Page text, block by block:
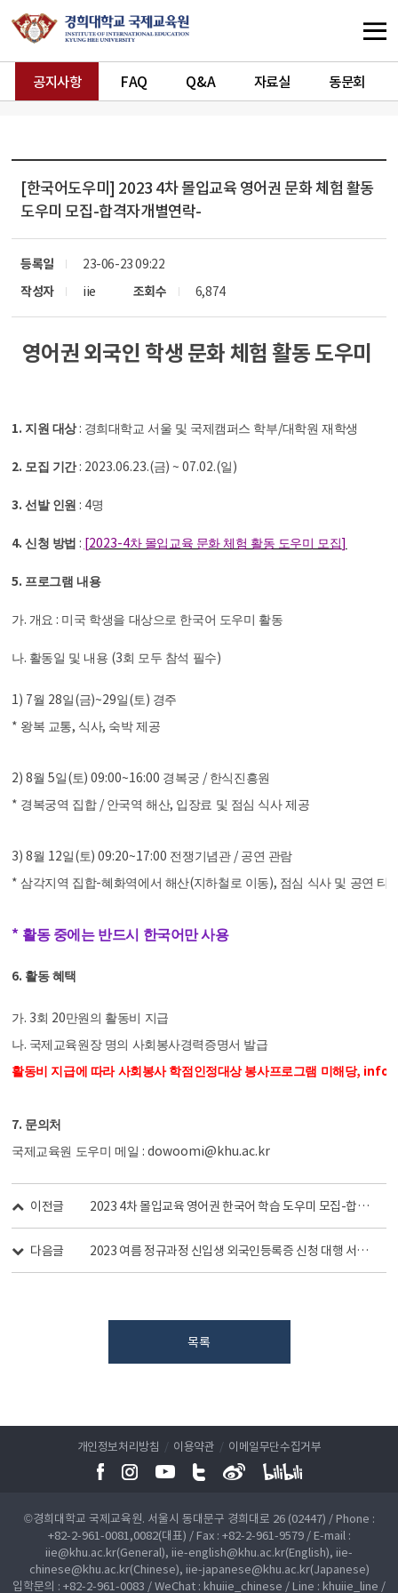
공지사항 FAQ Q&A 자료실 동문회
[한국어도우미] 2023 4차 몰입교육 영어권 문화 체험 활동
도우미 모집-합격자개별연락-
등록일
23-06-23 09:22
작성자
iie 조회수 6,874
영어권 외국인 학생 문화 체험 활동 도우미
1. 지원 대상 : 경희대학교 서울 및 국제캠퍼스 학부/대학원 재학생
2. 모집 기간 : 2023.06.23.(금) ~ 07.02.(일 )
3.선발 인원 : 4명
4.신청 방법 : [2023-4차 몰입교육 문화 체험 활동 도우미 모집]
5. 프로그램 내용
가. 개요 : 미국 학생을 대상으로 한국어 도우미 활동
나. 활동일 및 내용 (3회 모두 참석 필수)
1) 7월 28일 (금)~29일 (토 ) 경주
* 왕복 교통, 식사, 숙박 제공
2) 8월5일 (토) 09:00~16:00 경복궁 / 한식진흥원
* 경복궁역 집합 / 안국역 해산, 입장료 및 점심 식사 제공
3) 8월 12일 (토) 09:20~17:00 전쟁기념관 / 공연 관람
*삼각지역 집합-혜화역에서 해산(지하철로 이동), 점심 식사 및 공연 티
* 활동 중에는 반드시 한국어만 사용
6. 활동 혜택
가. 3회 20만원의 활동비 지급
나. 국제교육원장 명의 사회봉사경력증명서 발급
활동비 지급에 따라 사회봉사 학점인정대상 봉사프로그램 미해당,
7. 문의처
국제교육원 도우미 메일 : dowoomi@khu.ac.kr
이전글 2023 4차 몰입교육 영어권 한국어 학습 도우미 모집-합격자개별연락-
다음글 2023 여름 정규과정 신입생 외국인등록증 신청 대행 서비스 안내
목록
개인정보처리방침 / 이용약관 / 이메일무단수집거부
©경희대학교 국제교육원. 서울시 동대문구 경희대로 26 (02447) / Phone :
+82-2-961-0081,0082(대표) / Fax : +82-2-961-9579 / E-mail :
iie@khu.ac.kr(General), iie-english@khu.ac.kr(English), iie-
chinese@khu.ac.kr(Chinese), iie-japanese@khu.ac.kr(Japanese)
입학문의 : +82-2-961-0083 / WeChat : khuiie_chinese / Line : khuiie_line /